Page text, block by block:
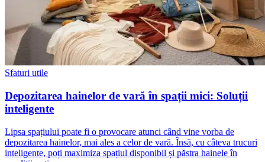
Sfaturi utile
Depozitarea hainelor de vară în spații mici: Soluții
inteligente
Lipsa spațiului poate fi o provocare atunci când vine vorba de
depozitarea hainelor, mai ales a celor de vară. Însă, cu câteva trucuri
inteligente, poți maximiza spațiul disponibil și păstra hainele în